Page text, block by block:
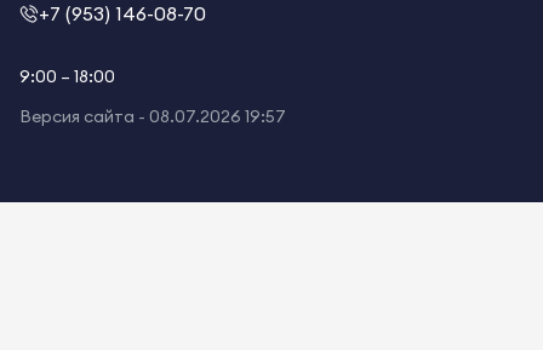
+7 (953) 146-08-70
9:00 – 18:00
Версия сайта - 08.07.2026 19:57